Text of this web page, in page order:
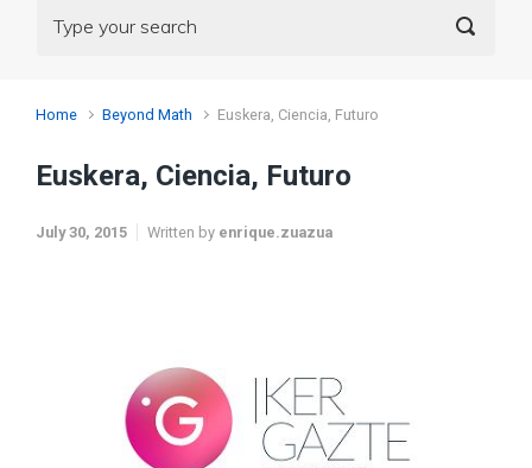
Home Beyond Math Euskera, Ciencia, Futuro
Euskera, Ciencia, Futuro
July 30, 2015 Written by enrique.zuazua